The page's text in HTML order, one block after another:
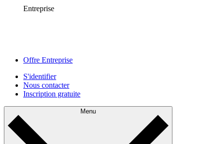
Entreprise
Offre Entreprise
S'identifier
Nous contacter
Inscription gratuite
Menu